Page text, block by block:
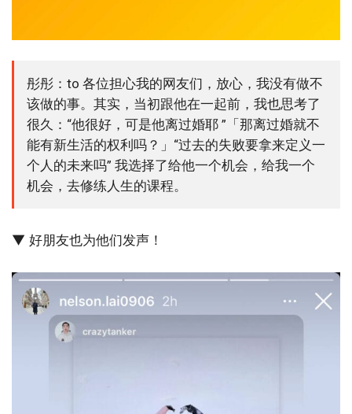
彤彤：to 各位担心我的网友们，放心，我没有做不
该做的事。其实，当初跟他在一起前，我也思考了
很久：“他很好，可是他离过婚耶 ”「那离过婚就不
能有新生活的权利吗？」“过去的失败要拿来定义一
个人的未来吗” 我选择了给他一个机会，给我一个
机会，去修练人生的课程。
▼ 好朋友也为他们发声！